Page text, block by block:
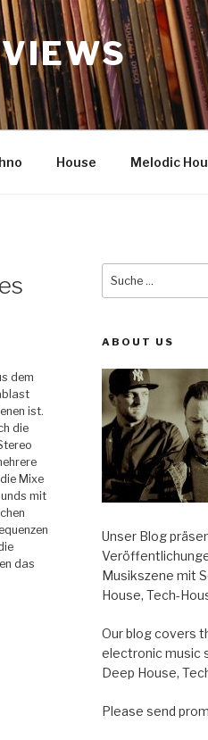
House Melodic
dem
ist.
die
Mixe
mit
das
Suche
ABOUT US
Unser Blog
Musikszene mit
House, Tech-
Our blog covers
electronic music
Deep House,
Please send